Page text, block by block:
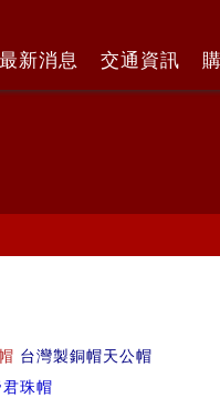
最新消息 交通資訊
台灣製銅帽天公帽
珠帽